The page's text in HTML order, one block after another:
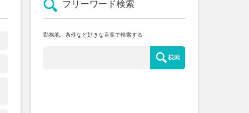
フリーワード検索
勤務地、条件など好きな言葉で検索する